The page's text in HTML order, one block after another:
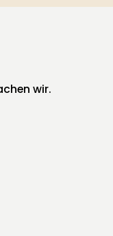
wir.